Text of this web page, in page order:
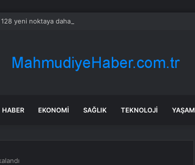
128 yeni noktaya daha EDS geliyor
HABER EKONOMI SAĞLIK TEKNOLOJI YAŞAM